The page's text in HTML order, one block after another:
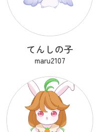
てんしの子
maru2107